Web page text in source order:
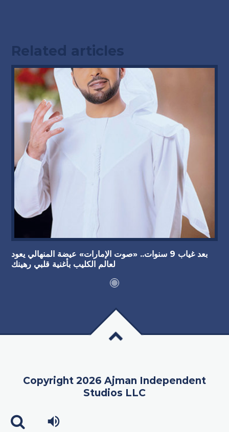
Related articles
بعد غياب 9 سنوات.. «صوت الإمارات» عيضة المنهالي يعود
لعالم الكليب بأغنية قلبي رهينك
Copyright 2026 Ajman Independent
Studios LLC